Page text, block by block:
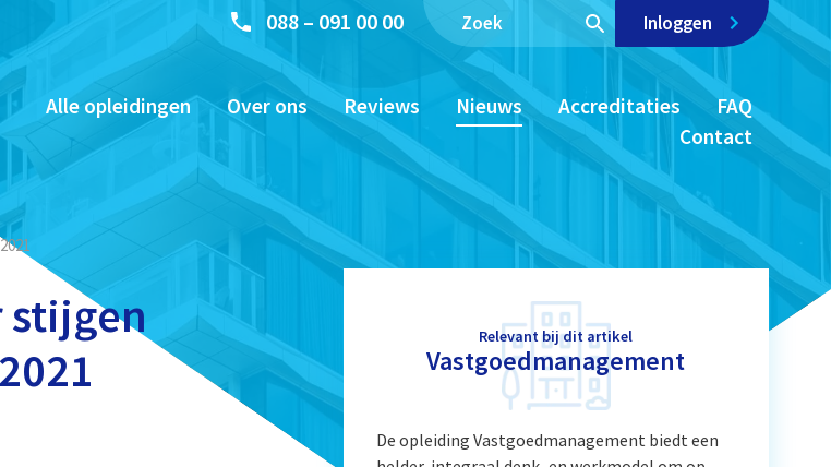
088 – 091 00 00 Inloggen
Alle opleidingen Over ons Reviews Nieuws Accreditaties
FAQ
Contact
stijgen
Relevant bij dit artikel
Vastgoedmanagement
De opleiding Vastgoedmanagement biedt een